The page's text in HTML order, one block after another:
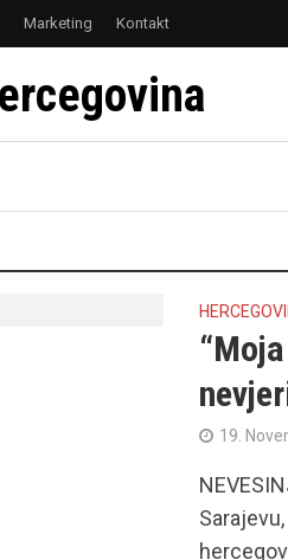
Marketing Kontakt
19.